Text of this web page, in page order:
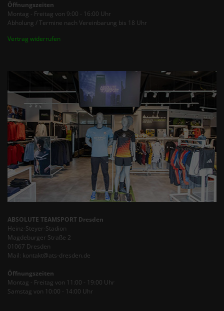
Öffnungszeiten
Montag - Freitag von 9:00 - 16:00 Uhr
Abholung / Termine nach Vereinbarung bis 18 Uhr
Vertrag widerrufen
ABSOLUTE TEAMSPORT Dresden
Heinz-Steyer-Stadion
Magdeburger Straße 2
01067 Dresden
Mail: kontakt@ats-dresden.de
Öffnungszeiten
Montag - Freitag von 11:00 - 19:00 Uhr
Samstag von 10:00 - 14:00 Uhr